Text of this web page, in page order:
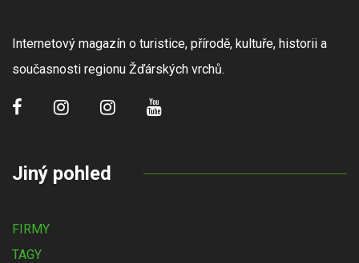
Internetový magazín o turistice, přírodě, kultuře, historii a
současnosti regionu Žďárských vrchů.
Jiný pohled
FIRMY
TAGY